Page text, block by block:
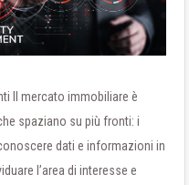
Il mercato immobiliare è
spaziano su più fronti: i
dati e informazioni in
l’area di interesse e